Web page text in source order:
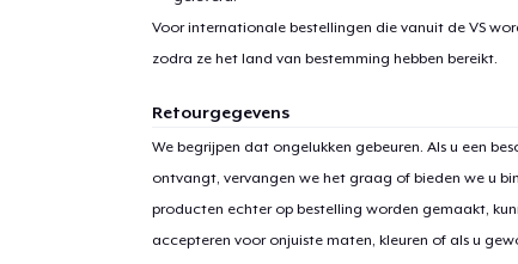
Voor internationale bestellingen die vanuit de VS
zodra ze het land van bestemming hebben bereikt.
Retourgegevens
We begrijpen dat ongelukken gebeuren. Als u een
ontvangt, vervangen we het graag of bieden we u
producten echter op bestelling worden gemaakt,
accepteren voor onjuiste maten, kleuren of als u